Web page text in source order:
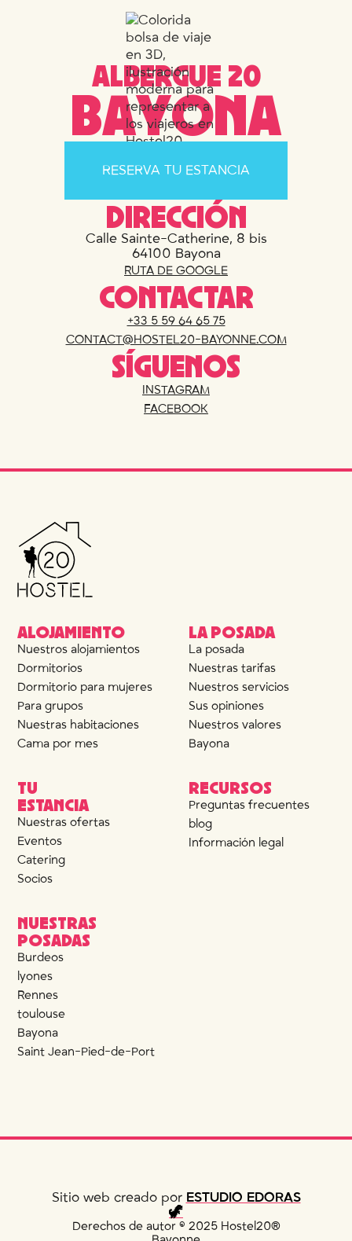
ALBERGUE 20
BAYONA
RESERVA TU ESTANCIA
DIRECCIÓN
Calle Sainte-Catherine, 8 bis
64100 Bayona
RUTA DE GOOGLE
CONTACTAR
+33 5 59 64 65 75
CONTACT@HOSTEL20-BAYONNE.COM
SÍGUENOS
INSTAGRAM
FACEBOOK
ALOJAMIENTO
Nuestros alojamientos
Dormitorios
Dormitorio para mujeres
Para grupos
Nuestras habitaciones
Cama por mes
TU
ESTANCIA
Nuestras ofertas
Eventos
Catering
Socios
LA POSADA
La posada
Nuestras tarifas
Nuestros servicios
Sus opiniones
Nuestros valores
Bayona
RECURSOS
Preguntas frecuentes
blog
Información legal
NUESTRAS
POSADAS
Burdeos
lyones
Rennes
toulouse
Bayona
Saint Jean-Pied-de-Port
Sitio web creado por ESTUDIO EDORAS
🦖
Derechos de autor © 2025 Hostel20®